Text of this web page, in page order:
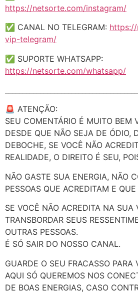
https://netsorte.com/instagram/
✅ CANAL NO TELEGRAM:
vip-telegram/
✅ SUPORTE WHATSAPP:
https://netsorte.com/whatsapp/
🚨 ATENÇÃO:
SEU COMENTÁRIO É MUITO BEM
DESDE QUE NÃO SEJA DE ÓDIO,
DEBOCHE, SE VOCÊ NÃO
REALIDADE, O DIREITO É SEU,
NÃO GASTE SUA ENERGIA, NÃO
PESSOAS QUE ACREDITAM E
SE VOCÊ NÃO ACREDITA NA SUA
TRANSBORDAR SEUS
OUTRAS PESSOAS.
É SÓ SAIR DO NOSSO CANAL.
GUARDE O SEU FRACASSO PARA
AQUI SÓ QUEREMOS NOS
DE BOAS ENERGIAS, CASO